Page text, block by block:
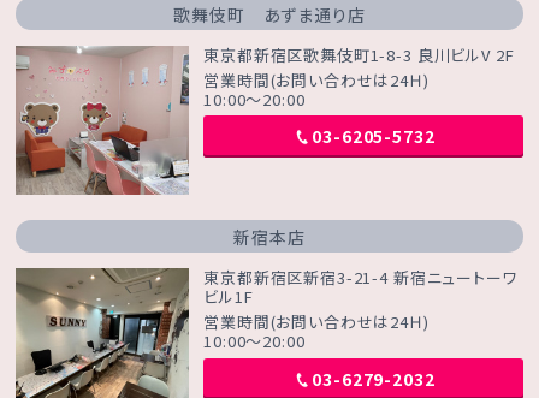
歌舞伎町 あずま通り店
東京都新宿区歌舞伎町1-8-3 良川ビルV 2F
営業時間(お問い合わせは24Ｈ)
10:00～20:00
03-6205-5732
新宿本店
東京都新宿区新宿3-21-4 新宿ニュートーワ
ビル1F
営業時間(お問い合わせは24Ｈ)
10:00～20:00
03-6279-2032